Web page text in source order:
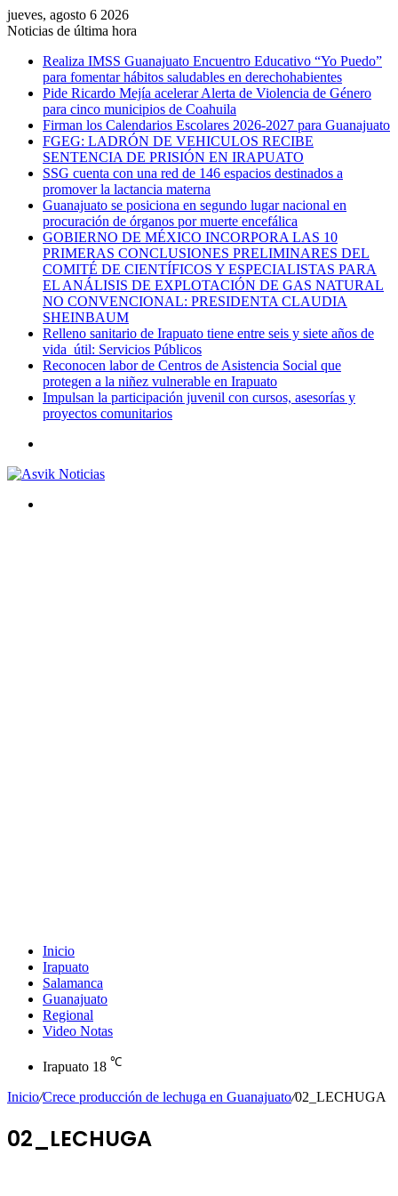
jueves, agosto 6 2026
Noticias de última hora
Realiza IMSS Guanajuato Encuentro Educativo “Yo Puedo”
para fomentar hábitos saludables en derechohabientes
Pide Ricardo Mejía acelerar Alerta de Violencia de Género
para cinco municipios de Coahuila
Firman los Calendarios Escolares 2026-2027 para Guanajuato
FGEG: LADRÓN DE VEHICULOS RECIBE
SENTENCIA DE PRISIÓN EN IRAPUATO
SSG cuenta con una red de 146 espacios destinados a
promover la lactancia materna
Guanajuato se posiciona en segundo lugar nacional en
procuración de órganos por muerte encefálica
GOBIERNO DE MÉXICO INCORPORA LAS 10
PRIMERAS CONCLUSIONES PRELIMINARES DEL
COMITÉ DE CIENTÍFICOS Y ESPECIALISTAS PARA
EL ANÁLISIS DE EXPLOTACIÓN DE GAS NATURAL
NO CONVENCIONAL: PRESIDENTA CLAUDIA
SHEINBAUM
Relleno sanitario de Irapuato tiene entre seis y siete años de
vida útil: Servicios Públicos
Reconocen labor de Centros de Asistencia Social que
protegen a la niñez vulnerable en Irapuato
Impulsan la participación juvenil con cursos, asesorías y
proyectos comunitarios
Inicio
Irapuato
Salamanca
Guanajuato
Regional
Video Notas
Irapuato 18 ℃
Inicio/Crece producción de lechuga en Guanajuato/02_LECHUGA
02_LECHUGA